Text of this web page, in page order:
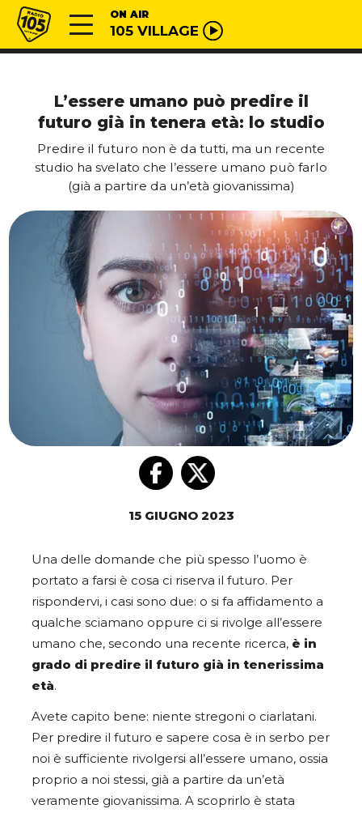
Vai al contenuto
Radio 105 ON AIR
105 VILLAGE
L’essere umano può predire il
futuro già in tenera età: lo studio
Predire il futuro non è da tutti, ma un recente
studio ha svelato che l’essere umano può farlo
(già a partire da un’età giovanissima)
15 GIUGNO 2023
Una delle domande che più spesso l’uomo è
portato a farsi è cosa ci riserva il futuro. Per
rispondervi, i casi sono due: o si fa affidamento a
qualche sciamano oppure ci si rivolge all’essere
umano che, secondo una recente ricerca, è in
grado di predire il futuro già in tenerissima
età.
Avete capito bene: niente stregoni o ciarlatani.
Per predire il futuro e sapere cosa è in serbo per
noi è sufficiente rivolgersi all’essere umano, ossia
proprio a noi stessi, già a partire da un’età
veramente giovanissima. A scoprirlo è stata